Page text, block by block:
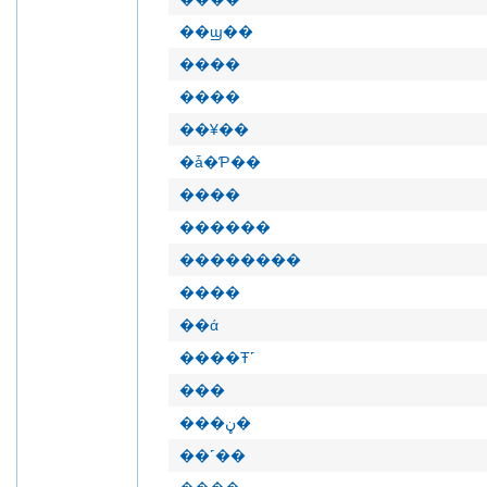
��ϣ��
����
����
��¥��
�ǡ�Ƥ��
����
������
��������
����
��ά
����Ŧ˹
���
���ڼ�
��˹��